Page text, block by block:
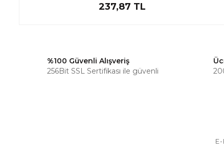
237,87 TL
%100 Güvenli Alışveriş
256Bit SSL Sertifikası ile güvenli